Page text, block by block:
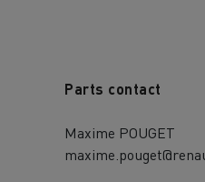
Parts contact
Maxime POUGET